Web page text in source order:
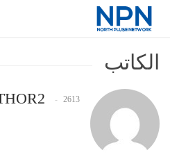
الكاتب
2613 المشاركات